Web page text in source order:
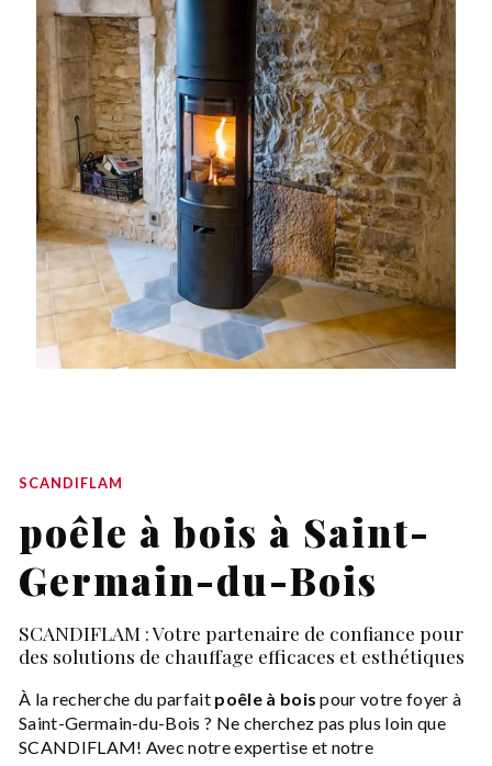
SCANDIFLAM
poêle à bois à Saint-
Germain-du-Bois
SCANDIFLAM : Votre partenaire de confiance pour
des solutions de chauffage efficaces et esthétiques
À la recherche du parfait poêle à bois pour votre foyer à
Saint-Germain-du-Bois ? Ne cherchez pas plus loin que
SCANDIFLAM! Avec notre expertise et notre